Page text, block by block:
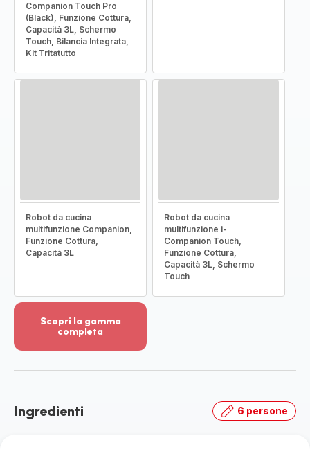
Companion Touch Pro
(Black), Funzione Cottura,
Capacità 3L, Schermo
Touch, Bilancia Integrata,
Kit Tritatutto
Robot da cucina
multifunzione Companion,
Funzione Cottura,
Capacità 3L
Robot da cucina
multifunzione i-
Companion Touch,
Funzione Cottura,
Capacità 3L, Schermo
Touch
Scopri la gamma
completa
dettagli
la
Ingredienti 6 persone